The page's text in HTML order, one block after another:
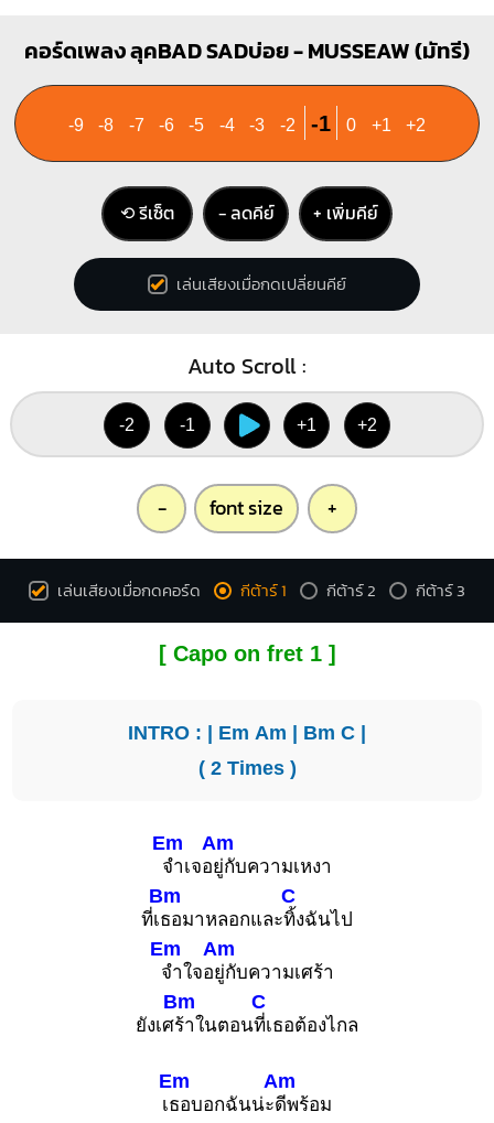
คอร์ดเพลง ลุคBAD SADบ่อย - MUSSEAW (มัทรี)
-9 -8 -7 -6 -5 -4 -3 -2 -1 0 +1 +2
⟲ รีเซ็ต − ลดคีย์ + เพิ่มคีย์
เล่นเสียงเมื่อกดเปลี่ยนคีย์
Auto Scroll :
-2 -1 +1 +2
- font size +
เล่นเสียงเมื่อกดคอร์ด กีต้าร์ 1 กีต้าร์ 2 กีต้าร์ 3
[ Capo on fret 1 ]
INTRO : | Em Am | Bm C |
( 2 Times )
Em
จำเจอ
Am
ยู่กับความเหงา
ที่เ
Bm
ธอมาหลอกและ
C
ทิ้งฉันไป
Em
จำใจอ
Am
ยู่กับความเศร้า
ยังเศ
Bm
ร้าในตอน
C
ที่เธอต้องไกล
เ
Em
ธอบอกฉันน่ะ
Am
ดีพร้อม